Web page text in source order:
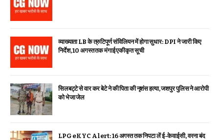
व्याख्याता LB के त्रुटिपूर्ण संविलियन में होगा सुधार: DPI ने जारी किए
निर्देश, 10 अगस्त तक मंगाई एकीकृत सूची
सिलबट्टे से वार कर बेटे ने की पिता की नृशंस हत्या, जशपुर पुलिस ने आरोपी
को भेजा जेल
LPG eKYC Alert: 16 अगस्त तक निपटा लें ई-केवाईसी, वरना बंद